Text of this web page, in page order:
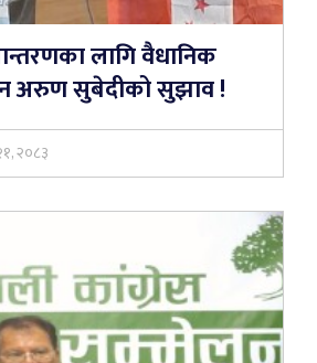
लागि वैधानिक
अरुण सुबेदीको सुझाव !
२०८३